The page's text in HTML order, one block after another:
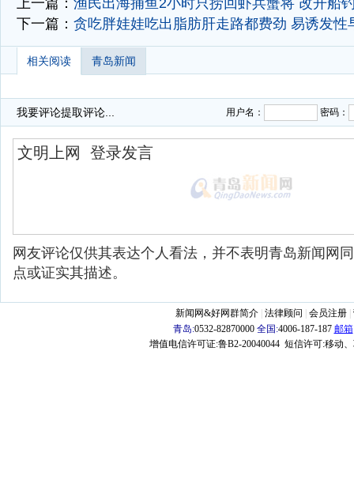
上一篇： 渔民出海捕鱼2小时只捞回虾兵蟹将 改开船
下一篇： 贪吃胖娃娃吃出脂肪肝走路都费劲 易诱发性
相关阅读 青岛新闻
我要评论提取评论... 用户名： 密码：
网友评论仅供其表达个人看法，并不表明青岛新闻网
点或证实其描述。